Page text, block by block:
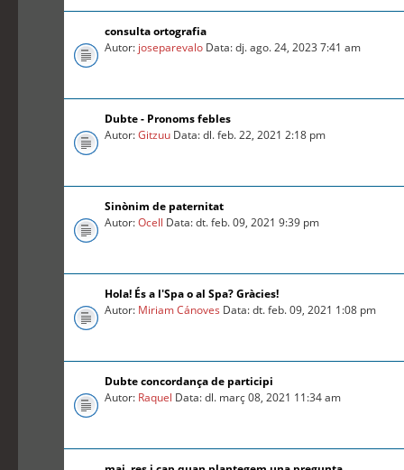
consulta ortografia
Autor: joseparevalo Data: dj. ago. 24, 2023 7:41 am
Dubte - Pronoms febles
Autor:Gitzuu Data: dl. feb. 22, 2021 2:18 pm
Sinònim de paternitat
Autor:Ocell Data: dt. feb. 09, 2021 9:39 pm
Hola! És a l'Spa o al Spa? Gràcies!
Autor: Miriam Cánoves Data: dt. feb. 09, 2021 1:08 pm
Dubte concordança de participi
Autor: Raquel Data: dl. març 08, 2021 11:34 am